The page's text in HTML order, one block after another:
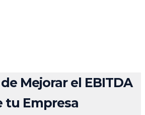
Mejorar el EBITDA
tu Empresa